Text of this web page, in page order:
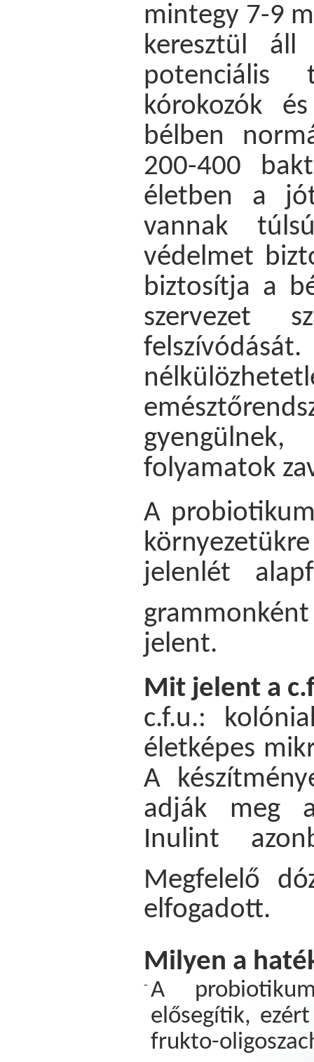
mintegy 7-9
keresztül áll
potenciális
kórokozók
bélben
200-400
életben a
vannak
védelmet
biztosítja a
szervezet
folyamatok
A
jelenlét
jelent.
Mit jelent a
c.f.u.:
életképes
A
adják meg
Inulint
Megfelelő
elfogadott.
Milyen a
- A
elősegítik,
frukto-